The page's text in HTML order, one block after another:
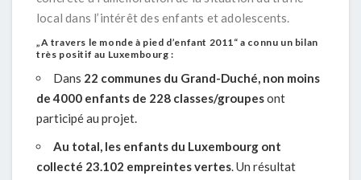
local dans l’intérêt des enfants et adolescents.
„A travers le monde à pied d’enfant 2011“ a connu un bilan
très positif au Luxembourg :
Dans 22 communes du Grand-Duché, non moins
de 4000 enfants de 228 classes/groupesont
participé au projet.
Au total, les enfants du Luxembourg ont
collecté 23.102 empreintes vertes . Un résultat